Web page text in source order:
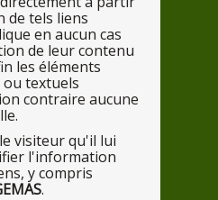
de tels liens
en aucun cas
de leurcontenu
les éléments
textuels
contraire aucune
le visiteur qu'il lui
l'information
ycompris
.